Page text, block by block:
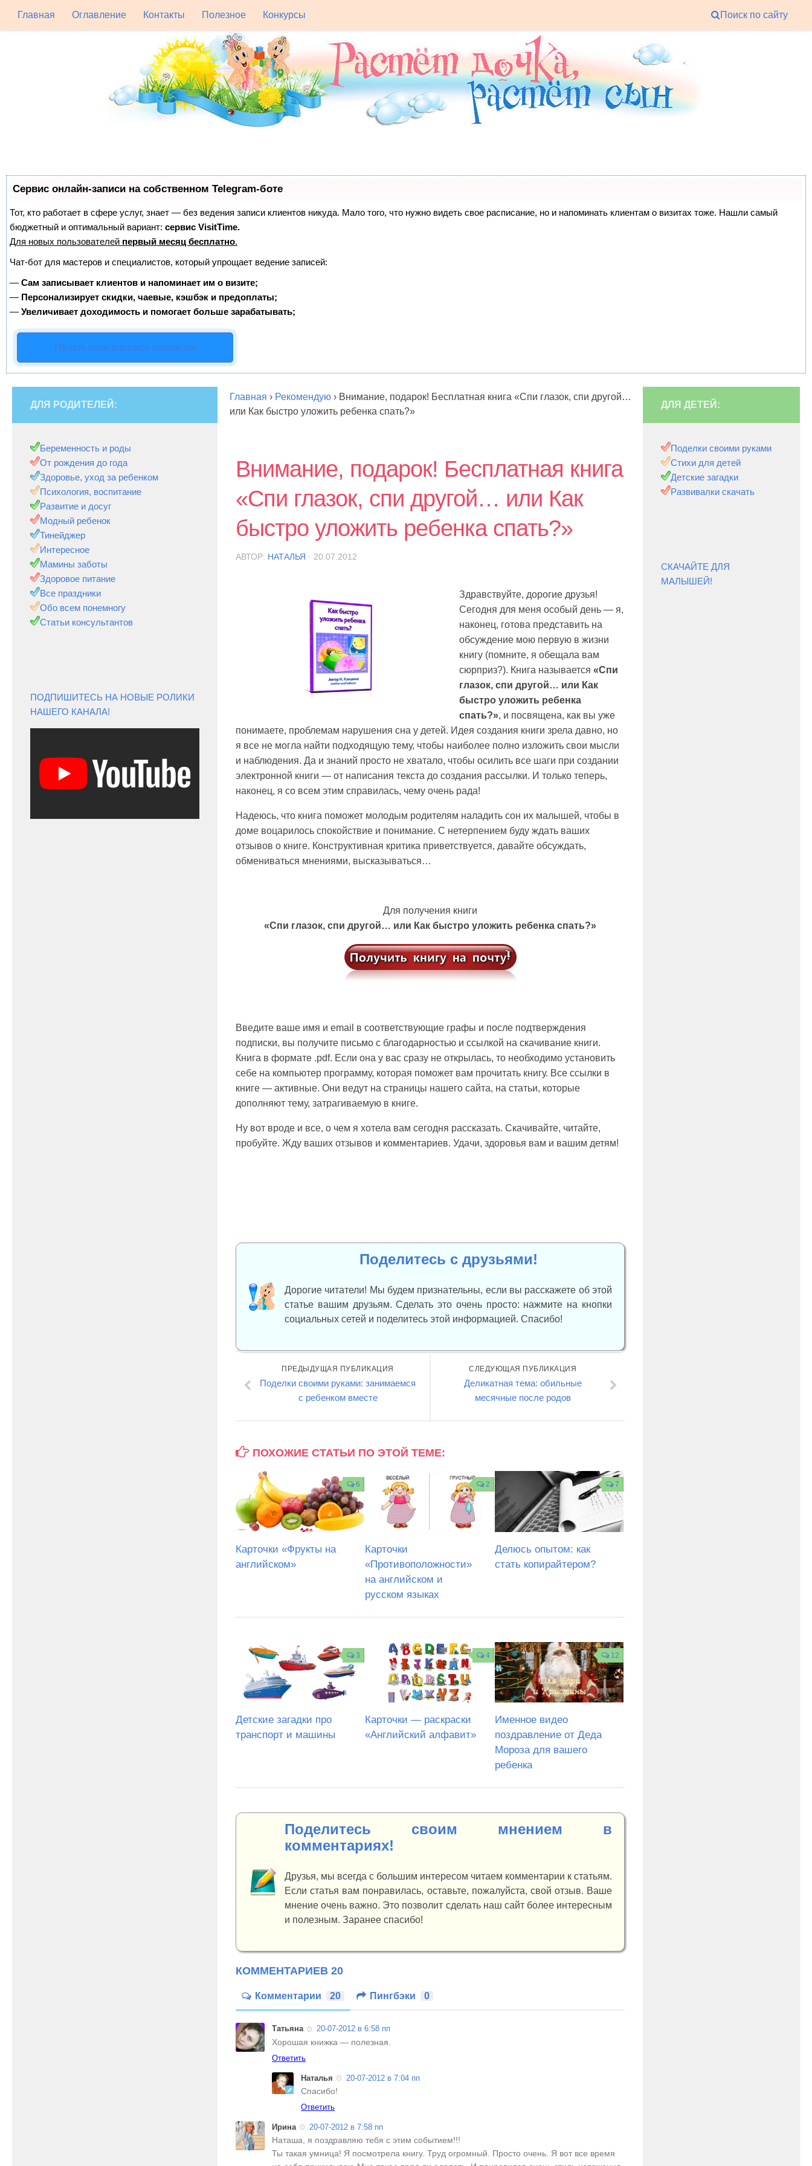
Главная Оглавление Контакты Полезное Конкурсы Поиск по сайту
Сервис онлайн-записи на собственном Telegram-боте
Тот, кто работает в сфере услуг, знает — без ведения записи клиентов никуда. Мало того, что нужно видеть свое расписание, но и напоминать клиентам о визитах тоже. Нашли самый
бюджетный и оптимальный вариант: сервис VisitTime.
Для новых пользователей первый месяц бесплатно.
Чат-бот для мастеров и специалистов, который упрощает ведение записей:
— Сам записывает клиентов и напоминает им о визите;
— Персонализирует скидки, чаевые, кэшбэк и предоплаты;
— Увеличивает доходимость и помогает больше зарабатывать;
Начать пользоваться сервисом
Главная › Рекомендую › Внимание, подарок! Бесплатная книга «Спи глазок, спи другой…
или Как быстро уложить ребенка спать?»
Внимание, подарок! Бесплатная книга
«Спи глазок, спи другой… или Как
быстро уложить ребенка спать?»
АВТОР: НАТАЛЬЯ · 20.07.2012
Здравствуйте, дорогие друзья!
Сегодня для меня особый день — я,
наконец, готова представить на
обсуждение мою первую в жизни
книгу (помните, я обещала вам
сюрприз?). Книга называется «Спи
глазок, спи другой… или Как
быстро уложить ребенка
спать?», и посвящена, как вы уже
понимаете, проблемам нарушения сна у детей. Идея создания книги зрела давно, но
я все не могла найти подходящую тему, чтобы наиболее полно изложить свои мысли
и наблюдения. Да и знаний просто не хватало, чтобы осилить все шаги при создании
электронной книги — от написания текста до создания рассылки. И только теперь,
наконец, я со всем этим справилась, чему очень рада!
Надеюсь, что книга поможет молодым родителям наладить сон их малышей, чтобы в
доме воцарилось спокойствие и понимание. С нетерпением буду ждать ваших
отзывов о книге. Конструктивная критика приветствуется, давайте обсуждать,
обмениваться мнениями, высказываться…
Для получения книги
«Спи глазок, спи другой… или Как быстро уложить ребенка спать?»
Введите ваше имя и email в соответствующие графы и после подтверждения
подписки, вы получите письмо с благодарностью и ссылкой на скачивание книги.
Книга в формате .pdf. Если она у вас сразу не открылась, то необходимо установить
себе на компьютер программу, которая поможет вам прочитать книгу. Все ссылки в
книге — активные. Они ведут на страницы нашего сайта, на статьи, которые
дополняют тему, затрагиваемую в книге.
Ну вот вроде и все, о чем я хотела вам сегодня рассказать. Скачивайте, читайте,
пробуйте. Жду ваших отзывов и комментариев. Удачи, здоровья вам и вашим детям!
Поделитесь с друзьями!
Дорогие читатели! Мы будем признательны, если вы расскажете об этой
статье вашим друзьям. Сделать это очень просто: нажмите на кнопки
социальных сетей и поделитесь этой информацией. Спасибо!
СЛЕДУЮЩАЯ ПУБЛИКАЦИЯ
Деликатная тема: обильные
месячные после родов
ПРЕДЫДУЩАЯ ПУБЛИКАЦИЯ
Поделки своими руками: занимаемся
с ребенком вместе
ПОХОЖИЕ СТАТЬИ ПО ЭТОЙ ТЕМЕ:
6
Карточки «Фрукты на
английском»
2
Карточки
«Противоположности»
на английском и
русском языках
7
Делюсь опытом: как
стать копирайтером?
3
Детские загадки про
транспорт и машины
4
Карточки — раскраски
«Английский алфавит»
12
Именное видео
поздравление от Деда
Мороза для вашего
ребенка
Поделитесь своим мнением в
комментариях!
Друзья, мы всегда с большим интересом читаем комментарии к статьям.
Если статья вам понравилась, оставьте, пожалуйста, свой отзыв. Ваше
мнение очень важно. Это позволит сделать наш сайт более интересным
и полезным. Заранее спасибо!
КОММЕНТАРИЕВ 20
Комментарии 20 Пингбэки 0
Татьяна 20-07-2012 в 6:58 пп
Хорошая книжка — полезная.
Ответить
Наталья 20-07-2012 в 7:04 пп
Спасибо!
Ответить
Ирина 20-07-2012 в 7:58 пп
Наташа, я поздравляю тебя с этим событием!!!
Ты такая умница! Я посмотрела книгу. Труд огромный. Просто очень. Я вот все время
ДЛЯ РОДИТЕЛЕЙ:
Беременность и роды
От рождения до года
Здоровье, уход за ребенком
Психология, воспитание
Развитие и досуг
Модный ребенок
Тинейджер
Интересное
Мамины заботы
Здоровое питание
Все праздники
Обо всем понемногу
Статьи консультантов
ПОДПИШИТЕСЬ НА НОВЫЕ РОЛИКИ
НАШЕГО КАНАЛА!
ДЛЯ ДЕТЕЙ:
Поделки своими руками
Стихи для детей
Детские загадки
Развивалки скачать
СКАЧАЙТЕ ДЛЯ
МАЛЫШЕЙ!